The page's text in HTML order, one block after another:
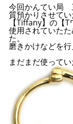
今回かんてい局
質預かりさせて
【Tiffany】の【T
使用されていた
た。
磨きかけなどを
まだまだ使って